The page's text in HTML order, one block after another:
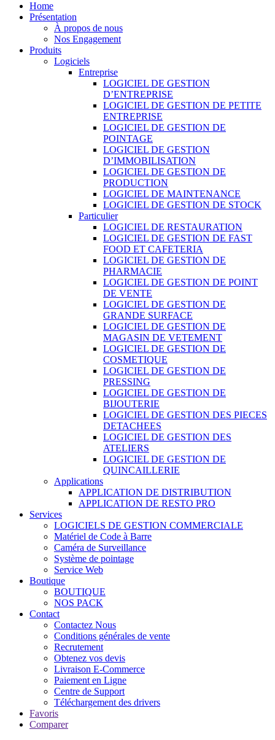
Home
Présentation
À propos de nous
Nos Engagement
Produits
Logiciels
Entreprise
LOGICIEL DE GESTION
D’ENTREPRISE
LOGICIEL DE GESTION DE PETITE
ENTREPRISE
LOGICIEL DE GESTION DE
POINTAGE
LOGICIEL DE GESTION
D’IMMOBILISATION
LOGICIEL DE GESTION DE
PRODUCTION
LOGICIEL DE MAINTENANCE
LOGICIEL DE GESTION DE STOCK
Particulier
LOGICIEL DE RESTAURATION
LOGICIEL DE GESTION DE FAST
FOOD ET CAFETERIA
LOGICIEL DE GESTION DE
PHARMACIE
LOGICIEL DE GESTION DE POINT
DE VENTE
LOGICIEL DE GESTION DE
GRANDE SURFACE
LOGICIEL DE GESTION DE
MAGASIN DE VETEMENT
LOGICIEL DE GESTION DE
COSMETIQUE
LOGICIEL DE GESTION DE
PRESSING
LOGICIEL DE GESTION DE
BIJOUTERIE
LOGICIEL DE GESTION DES PIECES
DETACHEES
LOGICIEL DE GESTION DES
ATELIERS
LOGICIEL DE GESTION DE
QUINCAILLERIE
Applications
APPLICATION DE DISTRIBUTION
APPLICATION DE RESTO PRO
Services
LOGICIELS DE GESTION COMMERCIALE
Matériel de Code à Barre
Caméra de Surveillance
Système de pointage
Service Web
Boutique
BOUTIQUE
NOS PACK
Contact
Contactez Nous
Conditions générales de vente
Recrutement
Obtenez vos devis
Livraison E-Commerce
Paiement en Ligne
Centre de Support
Téléchargement des drivers
Favoris
Comparer